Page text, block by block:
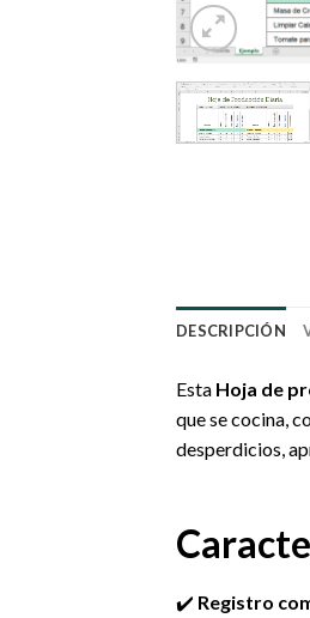
DESCRIPCIÓN
Esta Hoja de
que se cocina,
desperdicios,
✔️ Registro